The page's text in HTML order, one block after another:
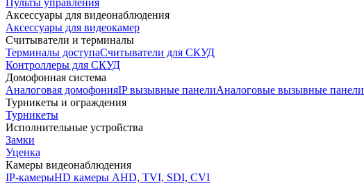
Пульты управления
Аксессуары для видеонаблюдения
Аксессуары для видеокамер
Считыватели и терминалы
Терминалы доступаСчитыватели для СКУД
Контроллеры для СКУД
Домофонная система
Аналоговая домофонияIP вызывные панелиАналоговые вызывные панели
Турникеты и ограждения
Турникеты
Исполнительные устройства
Замки
Уценка
Камеры видеонаблюдения
IP-камерыHD камеры AHD, TVI, SDI, CVI